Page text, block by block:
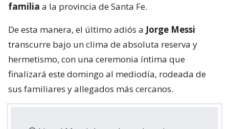
familia a la provincia de Santa Fe.
De esta manera, el último adiós a Jorge Messi
transcurre bajo un clima de absoluta reserva y
hermetismo, con una ceremonia íntima que
finalizará este domingo al mediodía, rodeada de
sus familiares y allegados más cercanos.